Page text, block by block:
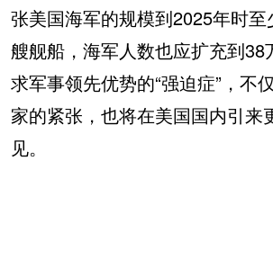
张美国海军的规模到2025年时
艘舰船，海军人数也应扩充到38
求军事领先优势的“强迫症”，不
家的紧张，也将在美国国内引来
见。